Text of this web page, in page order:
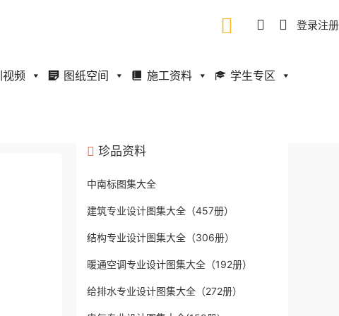
登录注册
视频 图纸空间 施工资料 学生专区
珍品资料
中南标图集大全
建筑专业设计图集大全（457册）
结构专业设计图集大全（306册）
暖通空调专业设计图集大全（192册）
给排水专业设计图集大全（272册）